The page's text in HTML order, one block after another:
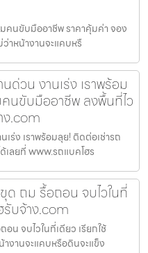
คนขับมืออาชีพ ราคาคุ้มค่า จอง
าหน้างานจะแคบหรื
ด่วน งานเร่ง เราพร้อม
นขับมืออาชีพ ลงพื้นที่ไว
ง.com
ร่ง เราพร้อมลุย! ติดต่อเช่ารถ
ลยที่ www.รถแบคโฮร
ด ถม รื้อถอน จบไวในที่
รับจ้าง.com
น จบไวในที่เดียว เรียกใช้
งานจะแคบหรือดินจะแข็ง